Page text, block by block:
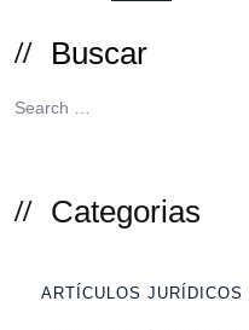
Buscar
Categorias
ARTÍCULOS JURÍDICOS